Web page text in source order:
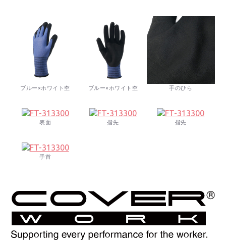
ブルー×ホワイト杢 ブルー×ホワイト杢 手のひら
表面 指先 指先
手首